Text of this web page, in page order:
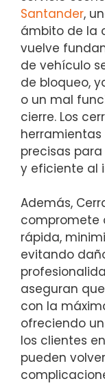
Santander,
ámbito de la
vuelve
de vehículo
de bloqueo,
o un mal
cierre. Los
precisas
y eficiente al
Además,
compromete
rápida,
evitando
aseguran
con la
ofreciendo
los clientes
pueden